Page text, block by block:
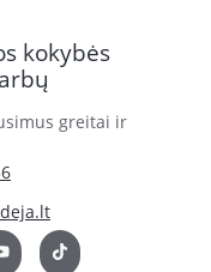
kokybės
greitai ir